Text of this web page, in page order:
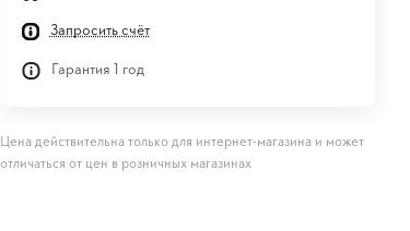
Запросить счёт
Гарантия 1 год
Цена действительна только для интернет-магазина и может
отличаться от цен в розничных магазинах